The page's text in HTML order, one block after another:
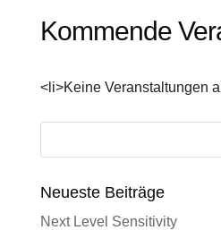
Kommende
<li>Keine Veranstaltungen
Neueste Beiträge
Next Level Sensitivity